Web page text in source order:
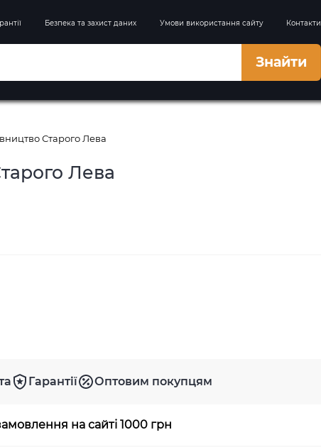
Безпека та захист даних Умови використання сайту Контакти
Знайти
Старого Лева
Лева
Гарантії Оптовим покупцям
на сайті 1000 грн